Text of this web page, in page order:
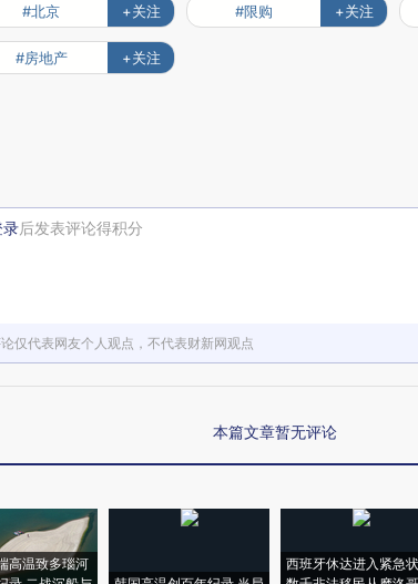
#北京 +关注 #限购 +关注
#房地产 +关注
录后发表评论得积分
仅代表网友个人观点，不代表财新网观点
本篇文章暂无评论
高温致多瑙河
西班牙休达进入紧急